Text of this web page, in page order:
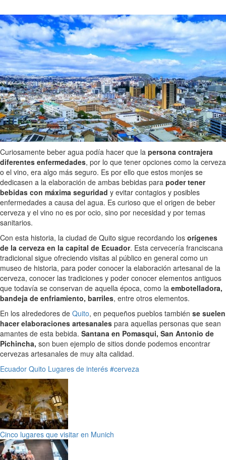
Curiosamente beber agua podía hacer que la persona contrajera
diferentes enfermedades, por lo que tener opciones como la cerveza
o el vino, era algo más seguro. Es por ello que estos monjes se
dedicasen a la elaboración de ambas bebidas para poder tener
bebidas con máxima seguridad y evitar contagios y posibles
enfermedades a causa del agua. Es curioso que el origen de beber
cerveza y el vino no es por ocio, sino por necesidad y por temas
sanitarios.
Con esta historia, la ciudad de Quito sigue recordando los orígenes
de la cerveza en la capital de Ecuador. Esta cervecería franciscana
tradicional sigue ofreciendo visitas al público en general como un
museo de historia, para poder conocer la elaboración artesanal de la
cerveza, conocer las tradiciones y poder conocer elementos antiguos
que todavía se conservan de aquella época, como la embotelladora,
bandeja de enfriamiento, barriles, entre otros elementos.
En los alrededores de Quito, en pequeños pueblos también se suelen
hacer elaboraciones artesanales para aquellas personas que sean
amantes de esta bebida. Santana en Pomasqui, San Antonio de
Pichincha, son buen ejemplo de sitios donde podemos encontrar
cervezas artesanales de muy alta calidad.
Ecuador Quito Lugares de interés #cerveza
Cinco lugares que visitar en Munich